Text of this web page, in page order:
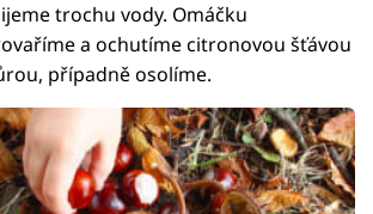
trochu vody. Omáčku
a ochutíme citronovou šťávou
případně osolíme.